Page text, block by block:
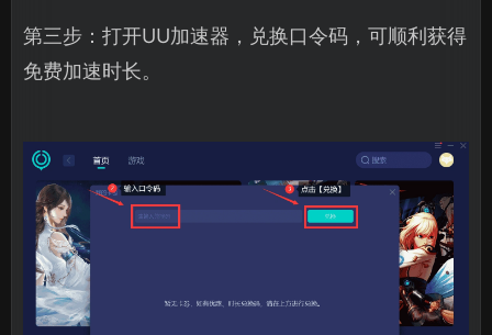
第三步：打开UU加速器，兑换口令码，可顺利获得
免费加速时长。